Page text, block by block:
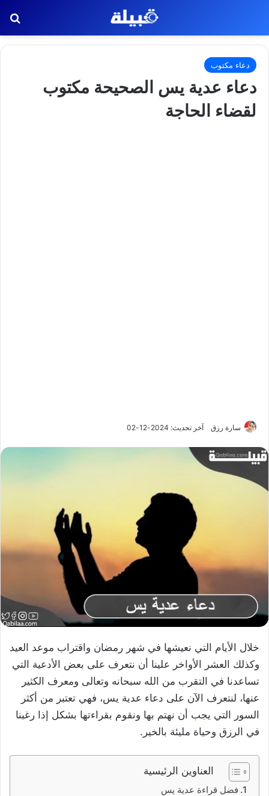
دعاء مكتوب
دعاء عدية يس الصحيحة مكتوب
لقضاء الحاجة
سارة رزق آخر تحديث: 2024-12-02
خلال الأيام التي نعيشها في شهر رمضان واقتراب موعد العيد
وكذلك العشر الأواخر علينا أن نتعرف على بعض الأدعية التي
تساعدنا في التقرب من الله سبحانه وتعالى ومعرف الكثير
عنها، لنتعرف الآن على دعاء عدية يس، فهي تعتبر من أكثر
السور التي يجب أن نهتم بها ونقوم بقراءتها بشكل إذا رغبنا
في الرزق وحياة مليئة بالخير.
العناوين الرئيسية
فضل قراءة عدية يس